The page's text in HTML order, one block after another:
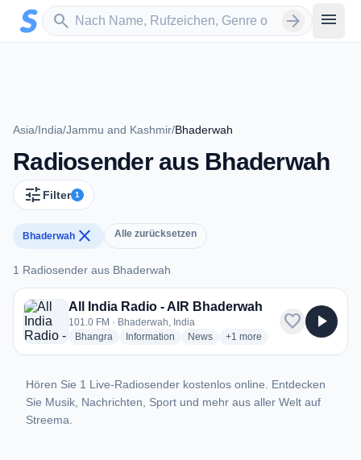
Zum Hauptinhalt springen
search
Sender suchen arrow_forward menu
Asia/India/Jammu and Kashmir/Bhaderwah
Radiosender aus Bhaderwah
tune Filter 1
Bhaderwah close Alle zurücksetzen
1 Radiosender aus Bhaderwah
1 Radiosender aus Bhaderwah
All India Radio - AIR Bhaderwah
101.0 FM · Bhaderwah, India
Bhangra radio stations
Information radio stations
Newsradio stations
+1 more genres for All India
more
favorite play_arrow
Hören Sie 1 Live-Radiosender kostenlos online. Entdecken
Sie Musik, Nachrichten, Sport und mehr aus aller Welt auf
Streema.